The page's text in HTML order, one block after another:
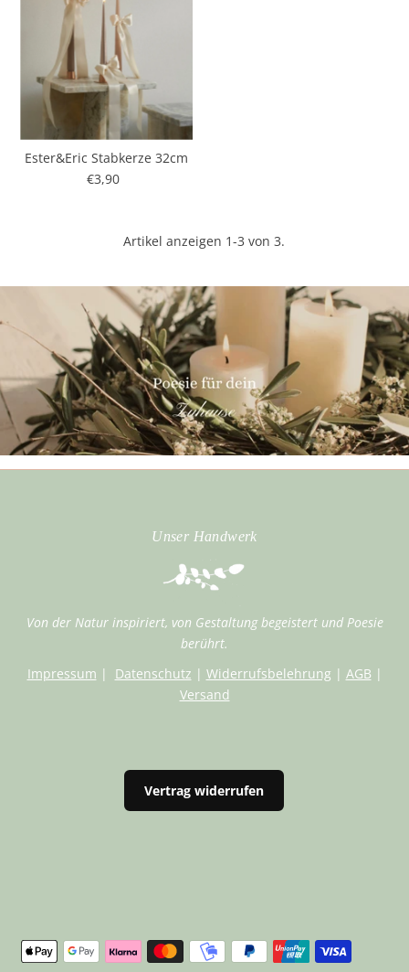
Ester&Eric Stabkerze 32cm
Regulärer
€3,90
Artikel anzeigen 1-3 von 3.
Unser Handwerk
Von der Natur inspiriert, von Gestaltung begeistert und Poesie
berührt.
Impressum | Datenschutz | Widerrufsbelehrung | AGB |
Versand
Vertrag widerrufen